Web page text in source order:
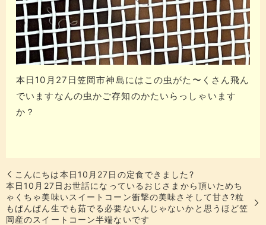
本日10月27日笠岡市神島にはこの虫がた〜くさん飛ん
でいますなんの虫かご存知のかたいらっしゃいます
か？
こんにちは本日10月27日の定食できました?
本日10月27日お世話になっているおじさまから頂いためち
ゃくちゃ美味い️スイートコーン衝撃の美味さ️そして甘さ️?粒
もぱんぱん生でも茹でる必要ないんじゃないかと思うほど笠
岡産のスイートコーン半端ないです